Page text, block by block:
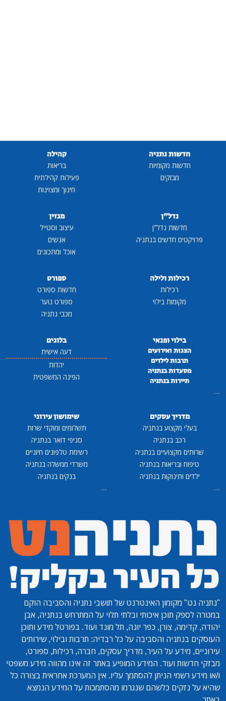
חדשות נתניה
חדשות מקומיות
מבזקים
קהילה
בריאות
פעילות קהילתית
חינוך ומצוינות
נדל"ן
חדשות נדל"ן
פרויקטים חדשים בנתניה
מגזין
עיצוב וסטייל
אנשים
אוכל ומתכונים
רכילות ולילה
רכילות
מקומות בילוי
ספורט
חדשות ספורט
ספורט נוער
מכבי נתניה
בילוי ופנאי
הצגות ואירועים
תרבות לילדים
מסעדות בנתניה
תיירות בנתניה
...
בלוגים
דעה אישית
יהדות
הפינה המשפטית
מדריך עסקים
בעלי מקצוע בנתניה
רכב בנתניה
שרותים מקצועיים בנתניה
טיפוח ובריאות בנתניה
ילדים ותינוקות בנתניה
...
שימושון עירוני
תשלומים ומוקדי שרות
סניפי דואר בנתניה
רשימת טלפונים חיוניים
משרדי ממשלה בנתניה
בנקים בנתניה
...
"נתניה נט" מקומון האינטרנט של תושבי נתניה והסביבה הוקם
במטרה לספק תוכן איכותי ובלתי תלוי על המתרחש בנתניה, אבן
יהודה, קדימה, צורן, כפר יונה, תל מונד ועוד. בפורטל מידע ותוכן
העוסקים בנתניה והסביבה על כל רבדיה: תרבות ובילוי, שירותים
עירוניים, מידע על העיר, מדריך עסקים, חברה, רכילות, ספורט,
מבזקי חדשות ועוד. המידע המופיע באתר זה אינו מהווה מידע משפטי
ו/או מידע רשמי הניתן להסתמך עליו. אין המערכת אחראית בצורה כל
שהיא על נזקים כלשהם שנגרמו מהסתמכות על המידע הנמצא